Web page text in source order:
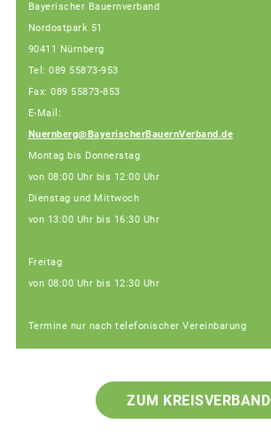
Bayerischer Bauernverband
Nordostpark 51
90411 Nürnberg
Tel: 089 55873-953
Fax: 089 55873-853
E-Mail:
Nuernberg@BayerischerBauernVerband.de
Montag bis Donnerstag
von 08:00 Uhr bis 12:00 Uhr
Dienstag und Mittwoch
von 13:00 Uhr bis 16:30 Uhr
Freitag
von 08:00 Uhr bis 12:30 Uhr
Termine nur nach telefonischer Vereinbarung
ZUM KREISVERBAND